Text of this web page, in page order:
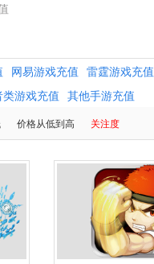
网易游戏充值 雷霆游戏充值
类游戏充值 其他手游充值
价格从低到高 关注度